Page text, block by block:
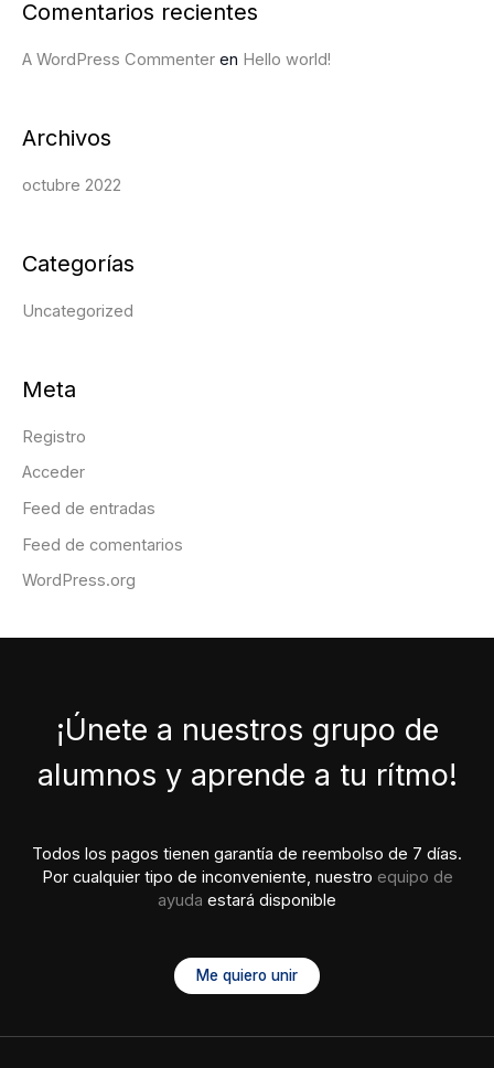
r
Comentarios recientes
A WordPress Commenter en Hello world!
Archivos
octubre 2022
Categorías
Uncategorized
Meta
Registro
Acceder
Feed de entradas
Feed de comentarios
WordPress.org
¡Únete a nuestros grupo de
alumnos y aprende a tu rítmo!
Todos los pagos tienen garantía de reembolso de 7 días.
Por cualquier tipo de inconveniente, nuestro equipo de
ayuda estará disponible
Me quiero unir